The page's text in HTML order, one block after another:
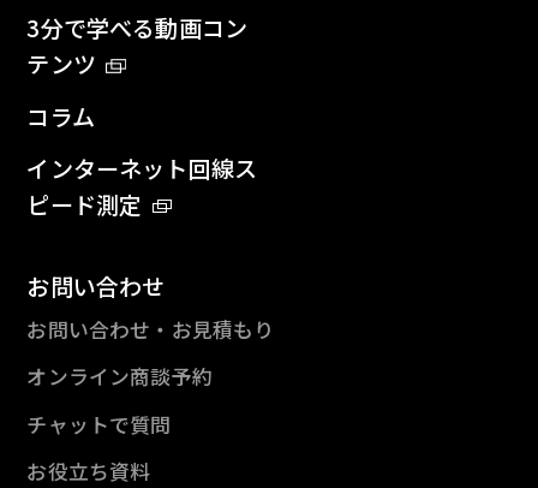
3分で学べる動画コン
テンツ
コラム
インターネット回線ス
ピード測定
お問い合わせ
お問い合わせ・お見積もり
オンライン商談予約
チャットで質問
お役立ち資料